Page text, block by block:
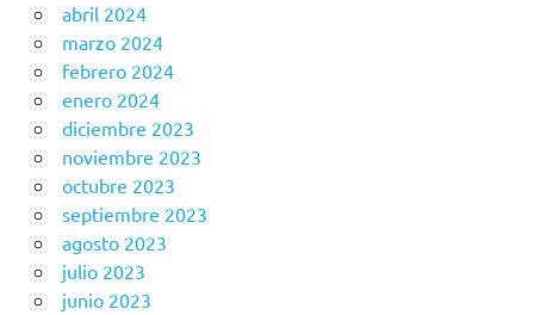
abril 2024
marzo 2024
febrero 2024
enero 2024
diciembre 2023
noviembre 2023
octubre 2023
septiembre 2023
agosto 2023
julio 2023
junio 2023